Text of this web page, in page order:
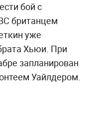
бой с
британцем
уже
Хьюи. При
запланирован
Уайлдером.